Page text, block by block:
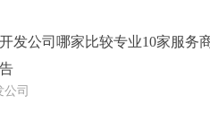
发公司哪家比较专业10家服务
司